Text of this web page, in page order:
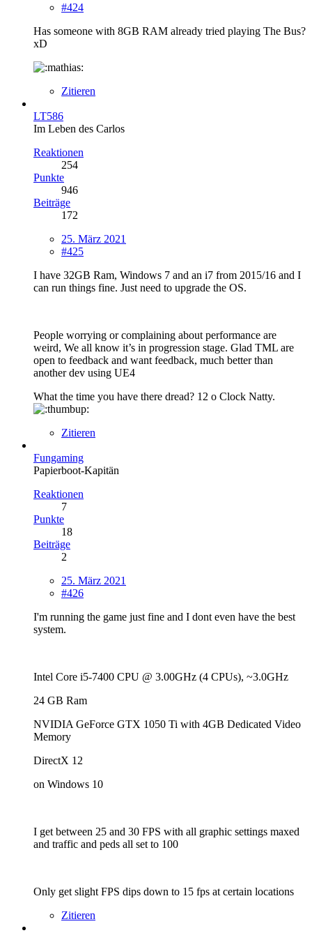
#424
Has someone with 8GB RAM already tried playing The Bus?
xD
Zitieren
LT586
Im Leben des Carlos
Reaktionen
254
Punkte
946
Beiträge
172
25. März 2021
#425
I have 32GB Ram, Windows 7 and an i7 from 2015/16 and I
can run things fine. Just need to upgrade the OS.
People worrying or complaining about performance are
weird, We all know it’s in progression stage. Glad TML are
open to feedback and want feedback, much better than
another dev using UE4
What the time you have there dread? 12 o Clock Natty.
Zitieren
Fungaming
Papierboot-Kapitän
Reaktionen
7
Punkte
18
Beiträge
2
25. März 2021
#426
I'm running the game just fine and I dont even have the best
system.
Intel Core i5-7400 CPU @ 3.00GHz (4 CPUs), ~3.0GHz
24 GB Ram
NVIDIA GeForce GTX 1050 Ti with 4GB Dedicated Video
Memory
DirectX 12
on Windows 10
I get between 25 and 30 FPS with all graphic settings maxed
and traffic and peds all set to 100
Only get slight FPS dips down to 15 fps at certain locations
Zitieren